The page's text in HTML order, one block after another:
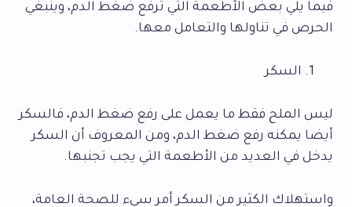
فيما يلي بعض الأطعمة التي ترفع ضغط الدم، وينبغي
الحرص في تناولها والتعامل معها.
السكر
ليس الملح فقط ما يعمل على رفع ضغط الدم، فالسكر
أيضا يمكنه رفع ضغط الدم، ومن المعروف أن السكر
يدخل في العديد من الأطعمة التي يجب تجنبها.
واستهلاك الكثير من السكر أمر سيء للصحة العامة،